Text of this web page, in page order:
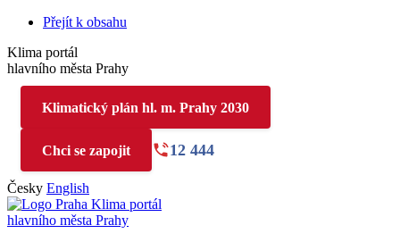
Přejít k obsahu
Klima portál
hlavního města Prahy
Klimatický plán hl. m. Prahy 2030
Chci se zapojit 12 444
Česky English
Klima portál
hlavního města Prahy